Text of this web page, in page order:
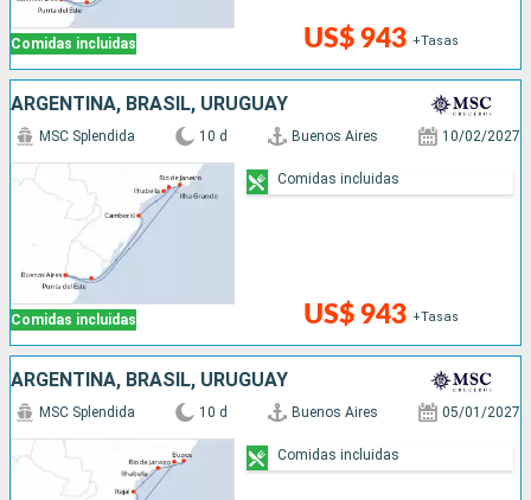
Comidas incluidas US$ 943 +Tasas
ARGENTINA, BRASIL, URUGUAY
Comidas incluidas
MSC Splendida 10 d Buenos Aires 10/02/2027
US$ 943 +Tasas
Comidas incluidas
ARGENTINA, BRASIL, URUGUAY
MSC Splendida 10 d Buenos Aires 05/01/2027
Comidas incluidas